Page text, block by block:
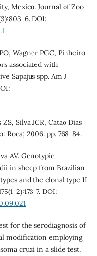
Mexico. Journal of Zoo
6. DOI:
Wagner PGC, Pinheiro
associated with
Sapajus spp. Am J
Silva JCR, Catao Dias
Roca; 2006. pp. 768-84.
AV. Genotypic
in sheep from Brazilian
and the clonal type II
2):173-7. DOI:
for the serodiagnosis of
modification employing
cruzi in a slide test.